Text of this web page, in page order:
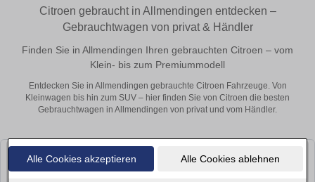
Alle Cookies akzeptieren Alle Cookies ablehnen
Citroen gebraucht in Allmendingen entdecken –
Gebrauchtwagen von privat & Händler
Finden Sie in Allmendingen Ihren gebrauchten Citroen – vom
Klein- bis zum Premiummodell
Entdecken Sie in Allmendingen gebrauchte Citroen Fahrzeuge. Von
Kleinwagen bis hin zum SUV – hier finden Sie von Citroen die besten
Gebrauchtwagen in Allmendingen von privat und vom Händler.